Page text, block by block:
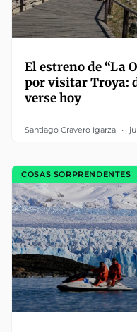
El estreno de “La
por visitar Troya:
verse hoy
Santiago Cravero Igarza
COSAS SORPRENDENTES